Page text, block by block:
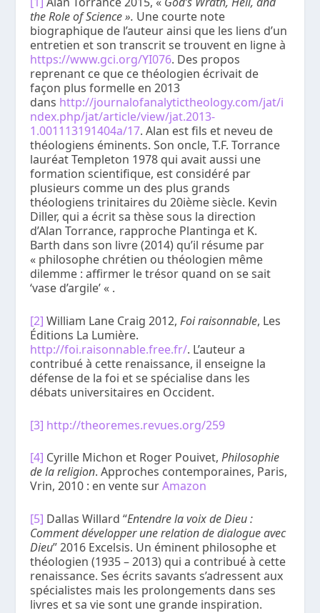
the Role of Science ». Une courte note
biographique de l’auteur ainsi que les liens d’un
entretien et son transcrit se trouvent en ligne à
https://www.gci.org/YI076. Des propos
reprenant ce que ce théologien écrivait de
façon plus formelle en 2013
dans http://journalofanalytictheology.com/jat/i
ndex.php/jat/article/view/jat.2013-
1.001113191404a/17. Alan est fils et neveu de
théologiens éminents. Son oncle, T.F. Torrance
lauréat Templeton 1978 qui avait aussi une
formation scientifique, est considéré par
plusieurs comme un des plus grands
théologiens trinitaires du 20ièmesiècle. Kevin
Diller, qui a écrit sa thèse sous la direction
d’Alan Torrance, rapproche Plantinga et K.
Barth dans son livre (2014) qu’il résume par
« philosophe chrétien ou théologien même
dilemme : affirmer le trésor quand on se sait
‘vase d’argile’ « .
[2] William Lane Craig 2012,Foi raisonnable, Les
Éditions La Lumière.
http://foi.raisonnable.free.fr/. L’auteur a
contribué à cette renaissance, il enseigne la
défense de la foi et se spécialise dans les
débats universitaires en Occident.
[3] http://theoremes.revues.org/259
[4] Cyrille Michon et Roger Pouivet,Philosophie
de la religion. Approches contemporaines, Paris,
Vrin, 2010 : en vente surAmazon
[5] Dallas Willard “Entendre la voix de Dieu :
Comment développer une relation de dialogue avec
Dieu” 2016 Excelsis. Un éminent philosophe et
théologien (1935 – 2013) qui a contribué à cette
renaissance. Ses écrits savants s’adressent aux
spécialistes mais les prolongements dans ses
livres et sa vie sont une grande inspiration.